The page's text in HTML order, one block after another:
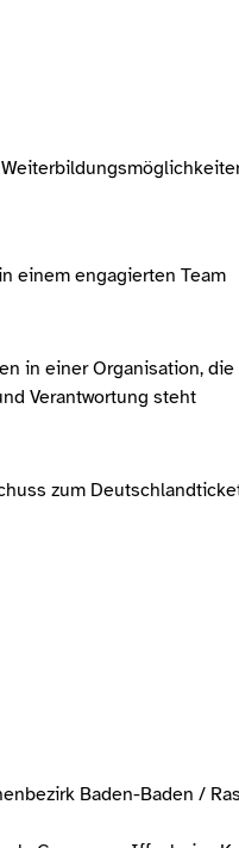
einem engagierten Team
in einer Organisation,
Verantwortung steht
zum
Baden-Baden /